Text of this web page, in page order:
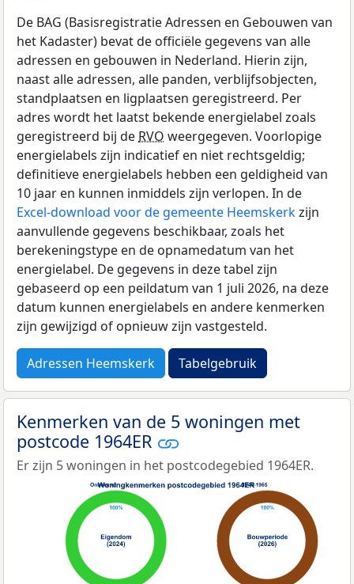
De BAG (Basisregistratie Adressen en Gebouwen van
het Kadaster) bevat de officiële gegevens van alle
adressen en gebouwen in Nederland. Hierin zijn,
naast alle adressen, alle panden, verblijfsobjecten,
standplaatsen en ligplaatsen geregistreerd. Per
adres wordt het laatst bekende energielabel zoals
geregistreerd bij de RVO weergegeven. Voorlopige
energielabels zijn indicatief en niet rechtsgeldig;
definitieve energielabels hebben een geldigheid van
10 jaar en kunnen inmiddels zijn verlopen. In de
Excel-download voor de gemeente Heemskerkzijn
aanvullende gegevens beschikbaar, zoals het
berekeningstype en de opnamedatum van het
energielabel. De gegevens in deze tabel zijn
gebaseerd op een peildatum van 1 juli 2026, na deze
datum kunnen energielabels en andere kenmerken
zijn gewijzigd of opnieuw zijn vastgesteld.
Adressen Heemskerk Tabelgebruik
Kenmerken van de 5 woningen met
postcode 1964ER
Er zijn 5 woningen in het postcodegebied 1964ER.